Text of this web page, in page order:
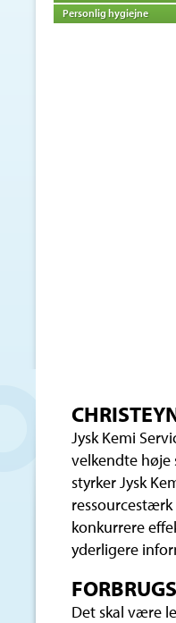
Personlig hygiejne
Jysk Kemi
velkendte
styrker Jysk
konkurrere
yderligere
Det skal være